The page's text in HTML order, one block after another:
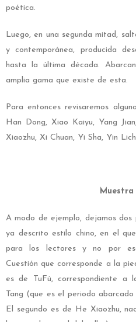
poética.
Luego, en una segunda mitad,
y contemporánea, producida
hasta la última década.
amplia gama que existe de esta.
Para entonces revisaremos
Han Dong, Xiao Kaiyu, Yang
Xiaozhu, Xi Chuan, Yi Sha, Yin
Muestra
A modo de ejemplo, dejamos dos
ya descrito estilo chino, en el
para los lectores y no por
Cuestión que corresponde a la
es de TuFú, correspondiente a
Tang (que es el periodo
El segundo es de He Xiaozhu,